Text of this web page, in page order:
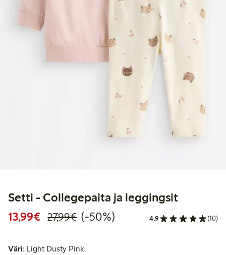
Setti - Collegepaita ja leggingsit
13,99€ Alennettu hinta: 13,99 €
27,99€Normaalihinta: 27,99 €
50% alennus
(-50%) 4.9 (10)
Väri: Light Dusty Pink